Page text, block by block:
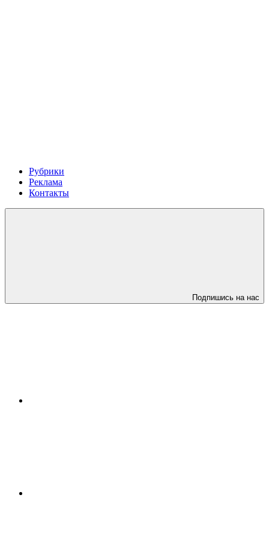
Рубрики
Реклама
Контакты
Подпишись на нас